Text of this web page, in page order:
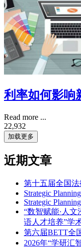
利率如何影响
Read more ...
22,932
加载更多
近期文章
第十五届全国
Strategic
Strategic
“数智赋能·人
语人才培养”学
第六届BETT全
2026年“学研汇